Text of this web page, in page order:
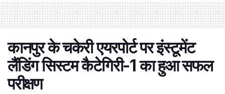
कानपुर के चकेरी एयरपोर्ट पर इंस्टूमेंट
लैंडिंग सिस्टम कैटेगिरी-1 का हुआ सफल
परीक्षण